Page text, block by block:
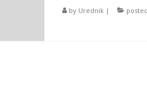
by Urednik|